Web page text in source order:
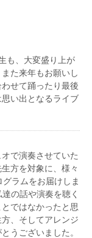
野弦楽アンサンブ
として、クラシッ
けるコンサートや
ている。
)。くにおんアカデ
現在、日本大学研
も、大変盛り上が
た来年もお願いし
せて踊ったり最後
い出となるライブ
で演奏させていた
方を対象に、様々
ラムをお届けしま
の話や演奏を聴く
ではなかったと思
、そしてアレンジ
うございました。